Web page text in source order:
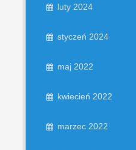
luty 2024
styczeń 2024
maj 2022
kwiecień 2022
marzec 2022